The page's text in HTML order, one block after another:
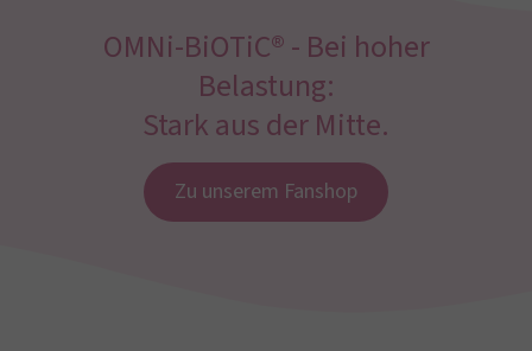
OMNi-BiOTiC® - Bei hoher
Belastung:
Stark aus der Mitte.
Zu unserem Fanshop